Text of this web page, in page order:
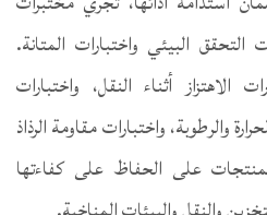
البيئي واختبارات المتانة.
أثناء النقل، واختبارات
والرطوبة، واختبارات مقاومة الرذاذ
على الحفاظ على كفاءتها